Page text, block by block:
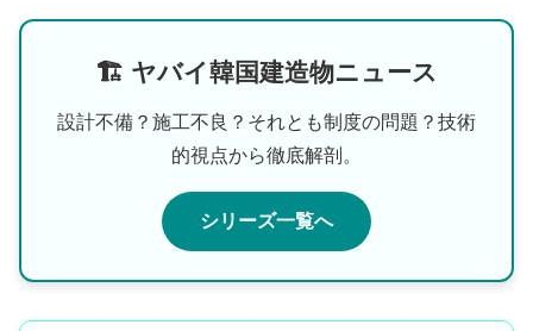
🏗 ヤバイ韓国建造物ニュース
設計不備？施工不良？それとも制度の問題？技術
的視点から徹底解剖。
シリーズ一覧へ